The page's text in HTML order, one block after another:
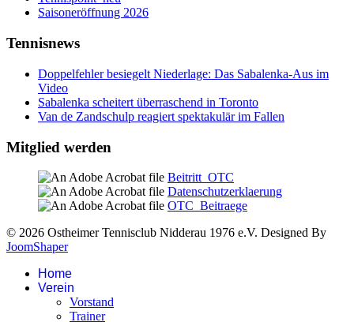
Saisoneröffnung 2026
Tennisnews
Doppelfehler besiegelt Niederlage: Das Sabalenka-Aus im
Video
Sabalenka scheitert überraschend in Toronto
Van de Zandschulp reagiert spektakulär im Fallen
Mitglied werden
Beitritt_OTC
Datenschutzerklaerung
OTC_Beitraege
© 2026 Ostheimer Tennisclub Nidderau 1976 e.V. Designed By
JoomShaper
Home
Verein
Vorstand
Trainer